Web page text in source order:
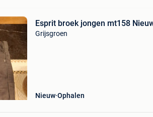
Esprit broek jongen mt158
Grijsgroen
Nieuw Ophalen